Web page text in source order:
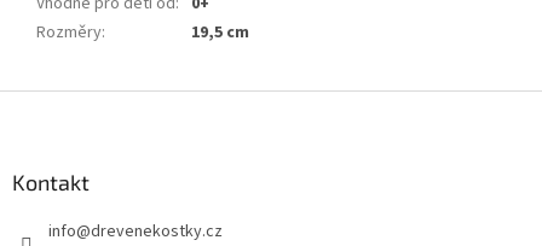
Rozměry: 19,5 cm
Kontakt
info@drevenekostky.cz